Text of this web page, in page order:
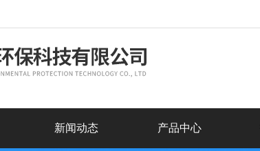
新闻动态 产品中心